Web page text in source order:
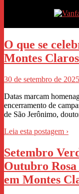
O que se
Montes
30 de setembro de 2025
Datas marcam
encerramento de
de São Jerônimo,
Leia esta postagem ›
Setembro
Outubro Rosa
em Montes